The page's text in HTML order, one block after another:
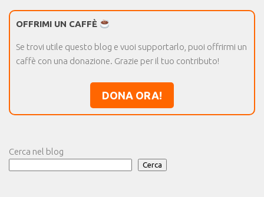
OFFRIMI UN CAFFÈ
Se trovi utile questo blog e vuoi supportarlo, puoi offrirmi un
caffè con una donazione. Grazie per il tuo contributo!
DONA ORA!
Cerca nel blog
Cerca